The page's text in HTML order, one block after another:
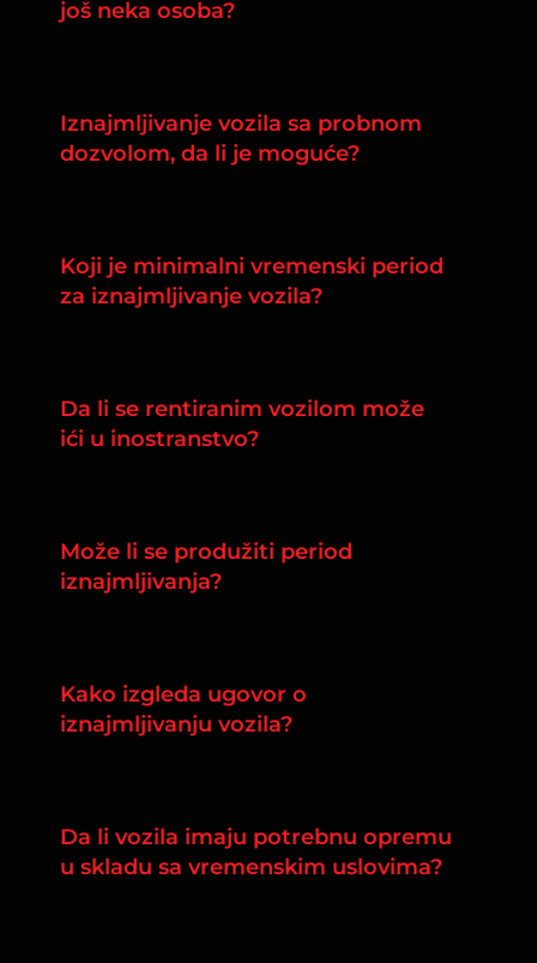
još neka osoba?
Iznajmljivanje vozila sa probnom
dozvolom, da li je moguće?
Koji je minimalni vremenski period
za iznajmljivanje vozila?
Da li se rentiranim vozilom može
ići u inostranstvo?
Može li se produžiti period
iznajmljivanja?
Kako izgleda ugovor o
iznajmljivanju vozila?
Da li vozila imaju potrebnu opremu
u skladu sa vremenskim uslovima?